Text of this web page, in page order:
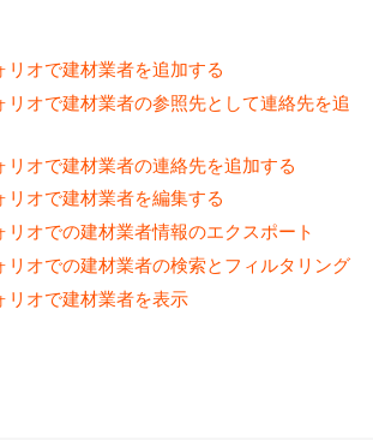
リオで建材業者を追加する
リオで建材業者の参照先として連絡先を追
リオで建材業者の連絡先を追加する
リオで建材業者を編集する
リオでの建材業者情報のエクスポート
リオでの建材業者の検索とフィルタリング
リオで建材業者を表示